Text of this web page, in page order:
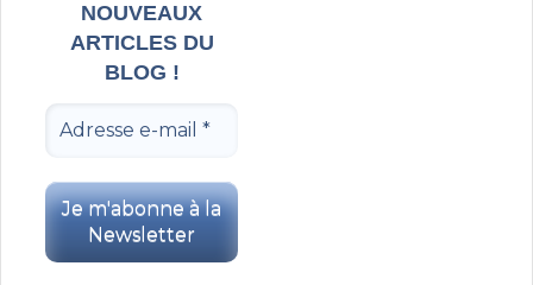
NOUVEAUX
ARTICLES DU
BLOG !